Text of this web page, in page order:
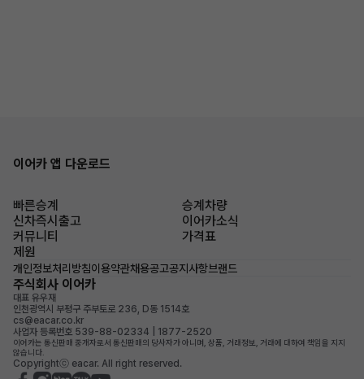
이어카 앱 다운로드
빠른승계
승계차량
신차즉시출고
이어카소식
커뮤니티
가격표
제원
개인정보처리방침이용약관채용공고공지사항브랜드
주식회사 이어카
대표 유우재
인천광역시 부평구 주부토로 236, D동 1514호
cs@eacar.co.kr
사업자 등록번호 539-88-02334 | 1877-2520
이어카는 통신판매 중개자로서 통신판매의 당사자가 아니며, 상품, 거래정보, 거래에 대하여 책임을 지지
않습니다.
Copyrightⓒ eacar. All right reserved.